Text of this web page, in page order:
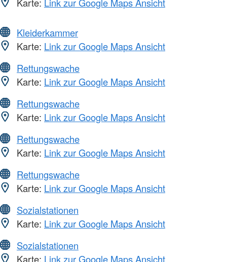
Kleiderkammer
Karte: Link zur Google Maps Ansicht
Rettungswache
Karte: Link zur Google Maps Ansicht
Rettungswache
Karte: Link zur Google Maps Ansicht
Rettungswache
Karte: Link zur Google Maps Ansicht
Rettungswache
Karte: Link zur Google Maps Ansicht
Sozialstationen
Karte: Link zur Google Maps Ansicht
Sozialstationen
Karte: Link zur Google Maps Ansicht